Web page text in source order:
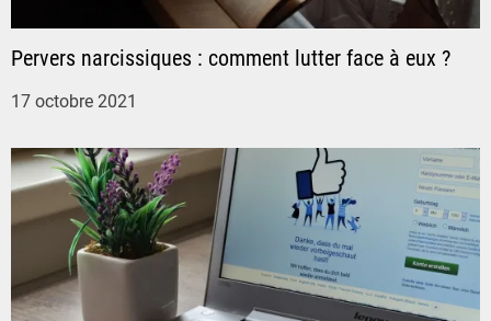
’
a
r
t
c
Pervers narcissiques : comment lutter face à eux ?
17 octobre 2021